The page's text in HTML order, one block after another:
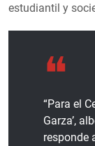
estudiantil y
“Para el
Garza’,
responde